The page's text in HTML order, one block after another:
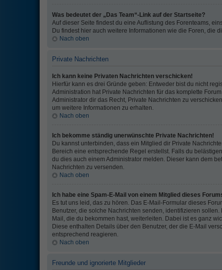
Was bedeutet der „Das Team“-Link auf der Startseite?
Auf dieser Seite findest du eine Auflistung des Forenteams,
Du findest hier auch weitere Informationen wie die Foren, die
Nach oben
Private Nachrichten
Ich kann keine Privaten Nachrichten verschicken!
Hierfür kann es drei Gründe geben: Entweder bist du nicht
Administration hat Private Nachrichten für das komplette
Administrator dir das Recht, Private Nachrichten zu
um weitere Informationen zu erhalten.
Nach oben
Ich bekomme ständig unerwünschte Private Nachrichten!
Du kannst unterbinden, dass ein Mitglied dir Private
Bereich eine entsprechende Regel erstellst. Falls du
du dies auch einem Administrator melden. Dieser kann dem
Nachrichten zu versenden.
Nach oben
Ich habe eine Spam-E-Mail von einem Mitglied dieses
Es tut uns leid, das zu hören. Das E-Mail-Formular dieses
Benutzer, die solche Nachrichten senden, identifizieren
Mail, die du bekommen hast, weiterleiten. Dabei ist es ganz
Diese enthalten Details über den Benutzer, der die E-Mail
entsprechend reagieren.
Nach oben
Freunde und ignorierte Mitglieder